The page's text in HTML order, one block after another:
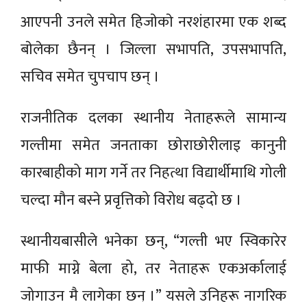
आएपनी उनले समेत हिजाेकाे नरशंहारमा एक शब्द
बाेलेका छैनन् । जिल्ला सभापति, उपसभापति,
सचिव समेत चुपचाप छन् ।
राजनीतिक दलका स्थानीय नेताहरूले सामान्य
गल्तीमा समेत जनताका छाेराछाेरीलाइ कानुनी
कारबाहीको माग गर्ने तर निहत्था विद्यार्थीमाथि गोली
चल्दा मौन बस्ने प्रवृत्तिको विरोध बढ्दो छ ।
स्थानीयबासीले भनेका छन्, “गल्ती भए स्विकारेर
माफी माग्ने बेला हो, तर नेताहरू एकअर्कालाई
जोगाउन मै लागेका छन् ।” यसले उनिहरू नागरिक